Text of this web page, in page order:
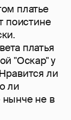
платье
поистине
платья
"Оскар" у
ли
ли
нынче не в